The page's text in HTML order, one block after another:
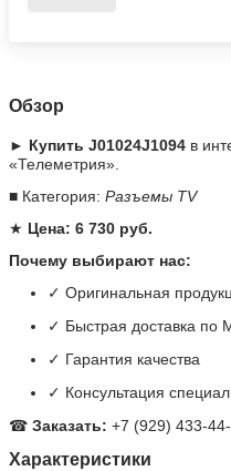
Обзор
► Купить J01024J1094 в
«Телеметрия».
■ Категория:Разъемы TV
★ Цена: 6 730 руб.
Почему выбирают нас:
✓ Оригинальная
✓ Быстрая доставка по
✓ Гарантия качества
✓ Консультация
☎Заказать: +7 (929) 433-
Характеристики